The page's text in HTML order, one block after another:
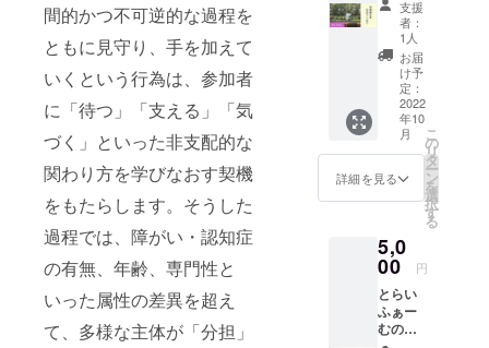
間的かつ不可逆的な過程を
ともに見守り、手を加えて
いくという行為は、参加者
に「待つ」「支える」「気
づく」といった非支配的な
関わり方を学びなおす契機
をもたらします。そうした
過程では、障がい・認知症
の有無、年齢、専門性と
いった属性の差異を超え
て、多様な主体が「分担」
称にはこの
三者が協力
し合いなが
「生活」
「人生」を
支えつつ、
より良い福
祉社会の創
いとの法人
の願いが込
められてお
ります。
動報
告」欄
にてご
報告さ
せてい
ただき
ます。
ふぁー
む事業
のため
に使わ
せてい
ただき
ます。
● お礼
のメッ
セー
ジ、活
動報告
をお送
りしま
す。 ※
プロ
ジェク
トペー
支援
者：
1人
お届
け予
定：
2022
年10
月
詳細を見る
こ
の
リ
タ
ー
ン
を
選
択
す
る
5,0
00 円
とらい
ふぁー
むの中